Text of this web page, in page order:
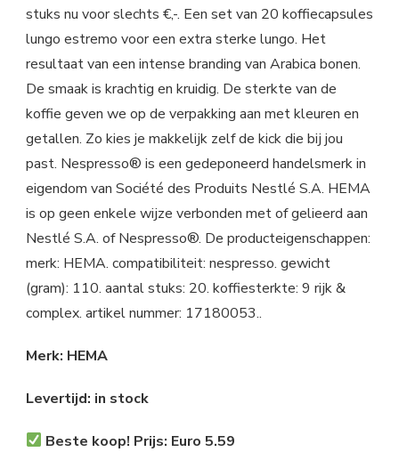
stuks nu voor slechts €,-. Een set van 20 koffiecapsules
lungo estremo voor een extra sterke lungo. Het
resultaat van een intense branding van Arabica bonen.
De smaak is krachtig en kruidig. De sterkte van de
koffie geven we op de verpakking aan met kleuren en
getallen. Zo kies je makkelijk zelf de kick die bij jou
past. Nespresso® is een gedeponeerd handelsmerk in
eigendom van Société des Produits Nestlé S.A. HEMA
is op geen enkele wijze verbonden met of gelieerd aan
Nestlé S.A. of Nespresso®. De producteigenschappen:
merk: HEMA. compatibiliteit: nespresso. gewicht
(gram): 110. aantal stuks: 20. koffiesterkte: 9 rijk &
complex. artikel nummer: 17180053..
Merk: HEMA
Levertijd: in stock
Beste koop! Prijs: Euro 5.59